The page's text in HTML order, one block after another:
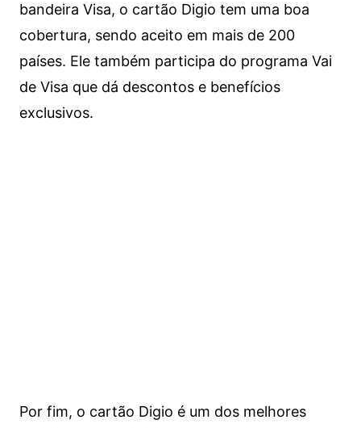
bandeira Visa, o cartão Digio tem uma boa
cobertura, sendo aceito em mais de 200
países. Ele também participa do programa Vai
de Visa que dá descontos e benefícios
exclusivos.
Por fim, o cartão Digio é um dos melhores